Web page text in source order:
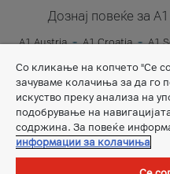
Дознај повеќе за
A1 Austria A1 Croatia A1
Со кликање на копчето "Се
зачуваме колачиња за да го
искуство преку анализа на
подобрување на
содржина. За повеќе
информации за колачиња